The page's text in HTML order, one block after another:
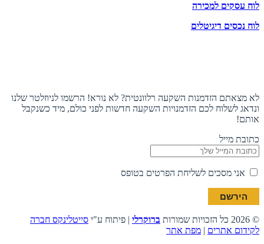
לוח עסקים למכירה
לוח נכסים דיגיטלים
לא מצאתם הזדמנות השקעה רלוונטית? לא נורא! הרשמו לניוזלטר שלנו
ונדאג לשלוח לכם הזדמנויות השקעה חדשות לפני כולם, מיד כשנקבל
אותם!
כתובת מייל
אני מסכים לשליחת הפרטים בטופס
© 2026 כל הזכויות שמורות ברוקרלי | פיתוח ע"י סייטלינקס חברה
לקידום אתרים | מפת אתר